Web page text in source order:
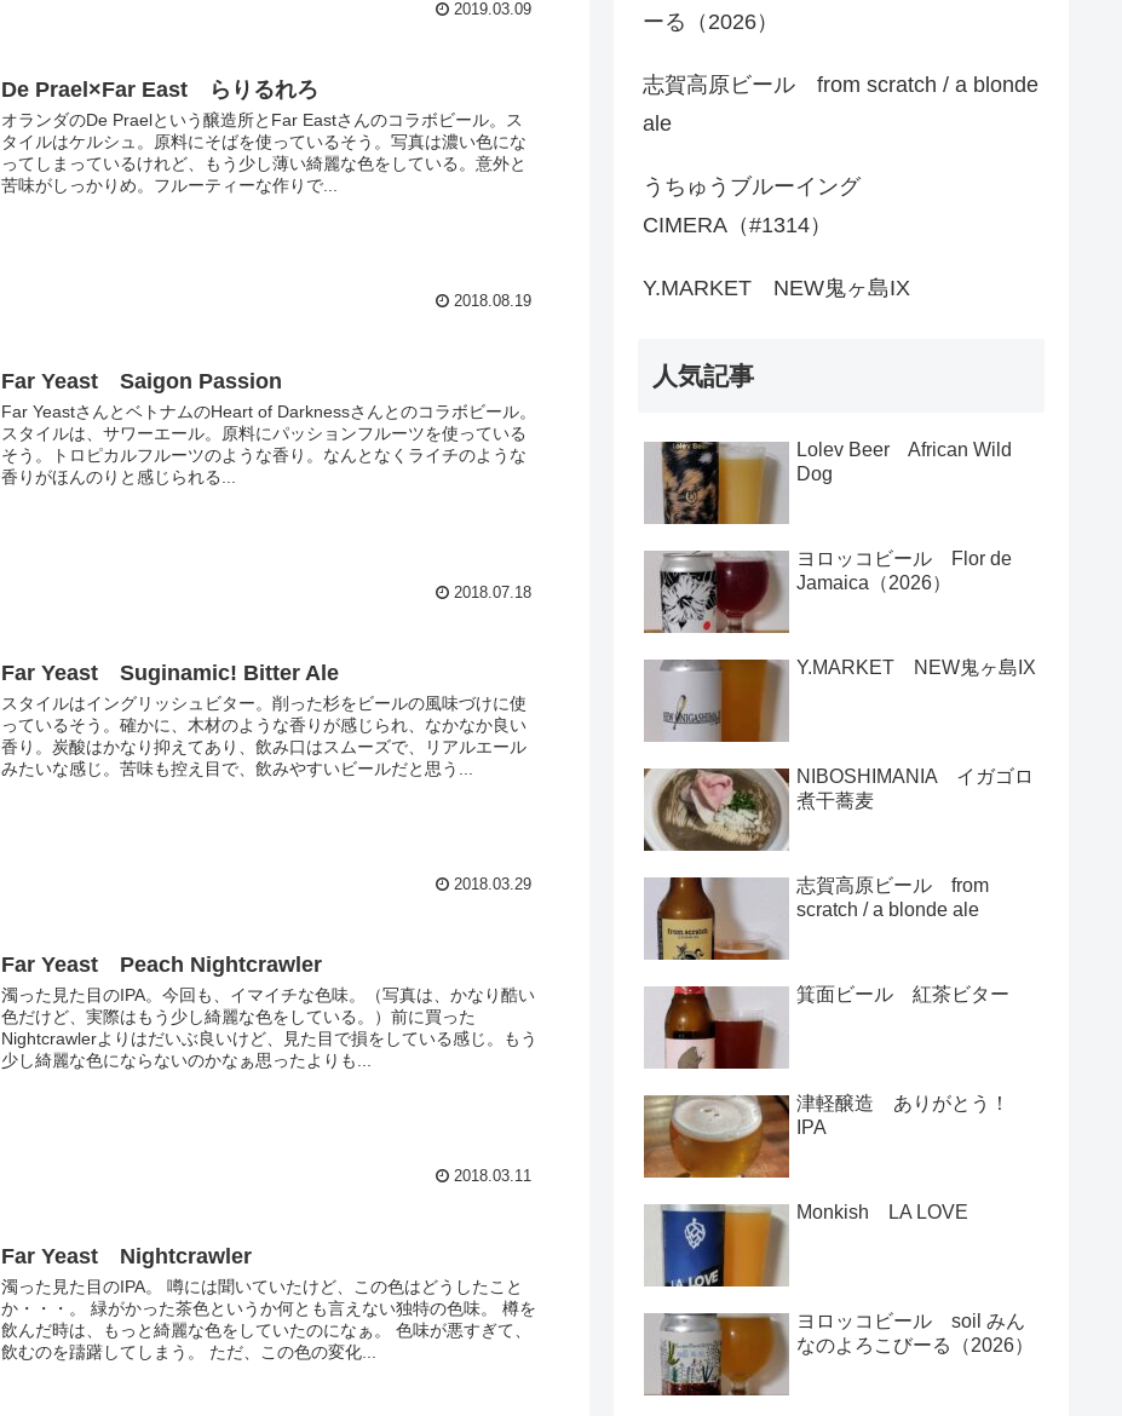
2019.03.09
De Prael×Far East らりるれろ
オランダのDe Praelという醸造所とFar Eastさんのコラボビール。ス
タイルはケルシュ。原料にそばを使っているそう。写真は濃い色にな
ってしまっているけれど、もう少し薄い綺麗な色をしている。意外と
苦味がしっかりめ。フルーティーな作りで...
2018.08.19
Far Yeast Saigon Passion
Far YeastさんとベトナムのHeart of Darknessさんとのコラボビール。
スタイルは、サワーエール。原料にパッションフルーツを使っている
そう。トロピカルフルーツのような香り。なんとなくライチのような
香りがほんのりと感じられる...
2018.07.18
Far Yeast Suginamic! Bitter Ale
スタイルはイングリッシュビター。削った杉をビールの風味づけに使
っているそう。確かに、木材のような香りが感じられ、なかなか良い
香り。炭酸はかなり抑えてあり、飲み口はスムーズで、リアルエール
みたいな感じ。苦味も控え目で、飲みやすいビールだと思う...
2018.03.29
Far Yeast Peach Nightcrawler
濁った見た目のIPA。今回も、イマイチな色味。（写真は、かなり酷い
色だけど、実際はもう少し綺麗な色をしている。）前に買った
Nightcrawlerよりはだいぶ良いけど、見た目で損をしている感じ。もう
少し綺麗な色にならないのかなぁ思ったよりも...
2018.03.11
Far Yeast Nightcrawler
濁った見た目のIPA。 噂には聞いていたけど、この色はどうしたこと
か・・・。 緑がかった茶色というか何とも言えない独特の色味。 樽を
飲んだ時は、もっと綺麗な色をしていたのになぁ。 色味が悪すぎて、
飲むのを躊躇してしまう。 ただ、この色の変化...
ーる（2026）
志賀高原ビール from scratch / a blonde
ale
うちゅうブルーイング
CIMERA（#1314）
Y.MARKET NEW鬼ヶ島IX
人気記事
Lolev Beer African Wild
Dog
ヨロッコビール Flor de
Jamaica（2026）
Y.MARKET NEW鬼ヶ島IX
NIBOSHIMANIA イガゴロ
煮干蕎麦
志賀高原ビール from
scratch / a blonde ale
箕面ビール 紅茶ビター
津軽醸造 ありがとう！
IPA
Monkish LA LOVE
ヨロッコビール soil みん
なのよろこびーる（2026）